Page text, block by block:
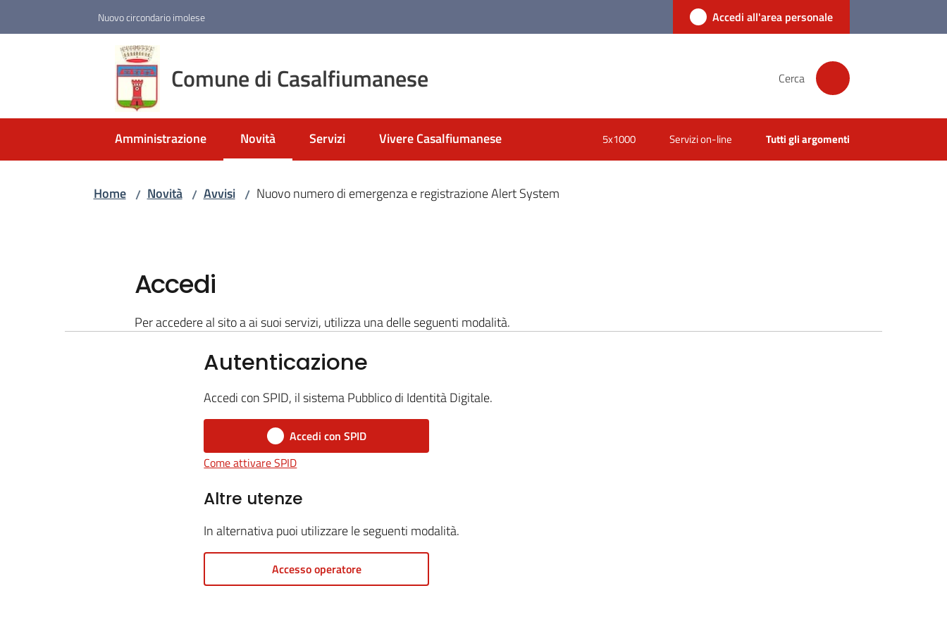
Nuovo circondario imolese Accedi all'area personale
Comune di Casalfiumanese Cerca
Amministrazione Novità
Menu selezionato
Servizi Vivere Casalfiumanese 5x1000 Servizi on-line Tutti gli argomenti
Home / Novità / Avvisi / Nuovo numero di emergenza e registrazione Alert System
Accedi
Per accedere al sito a ai suoi servizi, utilizza una delle seguenti modalità.
Autenticazione
Accedi con SPID, il sistema Pubblico di Identità Digitale.
Accedi con SPID
Come attivare SPID
Altre utenze
In alternativa puoi utilizzare le seguenti modalità.
Accesso operatore